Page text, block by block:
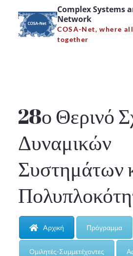
content
Complex Systems
Network
COSA-Net, where
together
Δυναμικών
Home
28ο Θερινό Σχολείο
28ο Θερινό
Δυναμικών
Συστημάτων
Aρχική Πρόγραμμα
Ομιλητές-Συμμετέχοντες